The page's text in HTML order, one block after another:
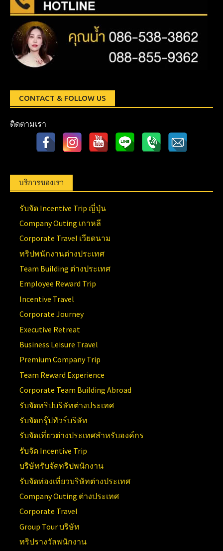
CONTACT & FOLLOW US
ติดตามเรา
บริการของเรา
รับจัด Incentive Trip ญี่ปุ่น
Company Outing เกาหลี
Corporate Travel เวียดนาม
ทริปพนักงานต่างประเทศ
Team Building ต่างประเทศ
Employee Reward Trip
Incentive Travel
Corporate Journey
Executive Retreat
Business Leisure Travel
Premium Company Trip
Team Reward Experience
Corporate Team Building Abroad
รับจัดทริปบริษัทต่างประเทศ
รับจัดกรุ๊ปทัวร์บริษัท
รับจัดเที่ยวต่างประเทศสำหรับองค์กร
รับจัด Incentive Trip
บริษัทรับจัดทริปพนักงาน
รับจัดท่องเที่ยวบริษัทต่างประเทศ
Company Outing ต่างประเทศ
Corporate Travel
Group Tour บริษัท
ทริปรางวัลพนักงาน